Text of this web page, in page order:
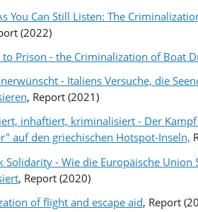
You Can Still Listen: The
(2022)
to Prison - the Criminalization of Boat
- Italiens Versuche, die
, Report (2021)
inhaftiert, kriminalisiert - Der
auf den griechischen Hotspot-Inseln,
Solidarity - Wie die Europäische
, Report (2020)
of flight and escape aid, Report